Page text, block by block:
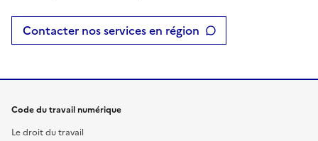
Contacter nos services en région
Code du travail numérique
Le droit du travail